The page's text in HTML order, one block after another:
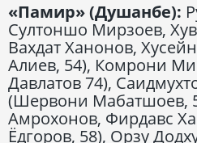
«Памир» (Душанбе):
Султоншо Мирзоев,
Вахдат Ханонов,
Алиев, 54), Комрони
Давлатов 74),
(Шервони Мабатшоев,
Амрохонов, Фирдавс
Ёдгоров, 58), Орзу